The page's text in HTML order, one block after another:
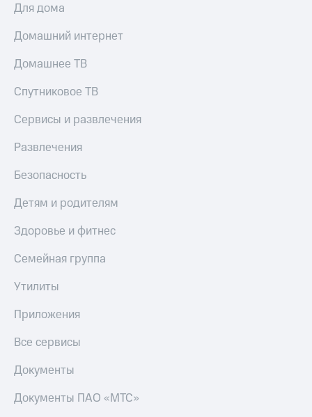
Для дома
Домашний интернет
Домашнее ТВ
Спутниковое ТВ
Сервисы и развлечения
Развлечения
Безопасность
Детям и родителям
Здоровье и фитнес
Семейная группа
Утилиты
Приложения
Все сервисы
Документы
Документы ПАО «МТС»